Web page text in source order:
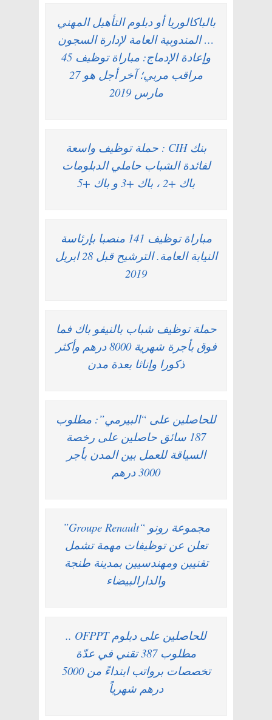
بالباكالوريا أو دبلوم التأهيل المهني
… المندوبية العامة لإدارة السجون
وإعادة الإدماج: مباراة توظيف 45
مراقب مربي؛ آخر أجل هو 27
مارس 2019
بنك CIH : حملة توظيف واسعة
لفائدة الشباب حاملي الدبلومات
باك +2 ، باك +3 و باك +5
مباراة توظيف 141 منصبا بإرئاسة
النيابة العامة. الترشيح قبل 28 ابريل
2019
حملة توظيف شباب بالنيفو باك فما
فوق بأجرة شهرية 8000 درهم وأكثر
ذكورا وإناثا بعدة مدن
للحاصلين على “البيرمي”: مطلوب
187 سائق حاصلين على رخصة
السياقة للعمل بين المدن بأجر
3000 درهم
مجموعة رونو “Groupe Renault”
تعلن عن توظيفات مهمة تشمل
تقنيين ومهندسيين بمدينة طنجة
والدارالبيضاء
للحاصلين على دبلوم OFPPT ..
مطلوب 387 تقني في عدّة
تخصصات برواتب ابتداءً من 5000
درهم شهرياً